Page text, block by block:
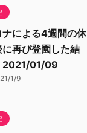
ナによる4週間の休
に再び登園した結
01/09
1/9